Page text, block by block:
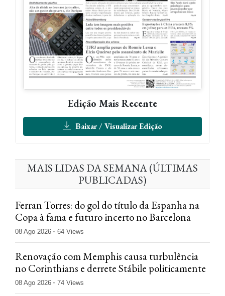
Edição Mais Recente
Baixar / Visualizar Edição
MAIS LIDAS DA SEMANA (ÚLTIMAS
PUBLICADAS)
Ferran Torres: do gol do título da Espanha na
Copa à fama e futuro incerto no Barcelona
08 Ago 2026 64 Views
Renovação com Memphis causa turbulência
no Corinthians e derrete Stábile politicamente
08 Ago 2026 74 Views